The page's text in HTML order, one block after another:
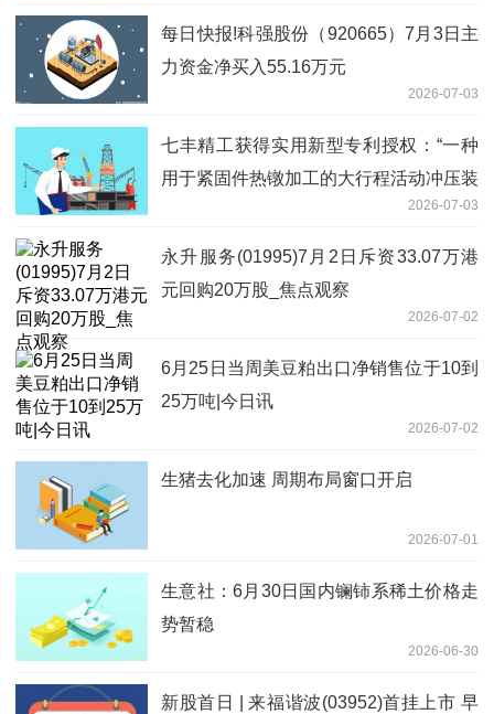
关注
每日快报!科强股份（920665）7月3日主
力资金净买入55.16万元
2026-07-03
七丰精工获得实用新型专利授权：“一种
用于紧固件热镦加工的大行程活动冲压装
2026-07-03
永升服务(01995)7月2日斥资33.07万港
元回购20万股_焦点观察
2026-07-02
6月25日当周美豆粕出口净销售位于10到
25万吨|今日讯
2026-07-02
生猪去化加速 周期布局窗口开启
2026-07-01
生意社：6月30日国内镧铈系稀土价格走
势暂稳
2026-06-30
新股首日 | 来福谐波(03952)首挂上市 早